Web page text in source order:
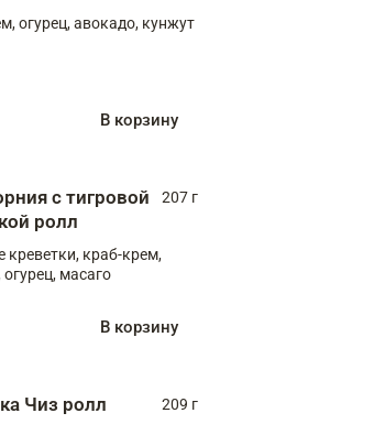
огурец, авокадо, кунжут
В корзину
с тигровой
ролл
207 г
креветки, краб-крем,
масаго
В корзину
Чиз ролл 209 г